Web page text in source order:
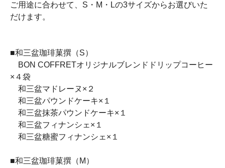
ご用途に合わせて、S・M・Lの3サイズからお選びいた
だけます。
■和三盆珈琲菓撰（S）
BON COFFRETオリジナルブレンドドリップコーヒー
×４袋
和三盆マドレーヌ×２
和三盆パウンドケーキ×１
和三盆抹茶パウンドケーキ×１
和三盆フィナンシェ×１
和三盆糖蜜フィナンシェ×１
■和三盆珈琲菓撰（M）